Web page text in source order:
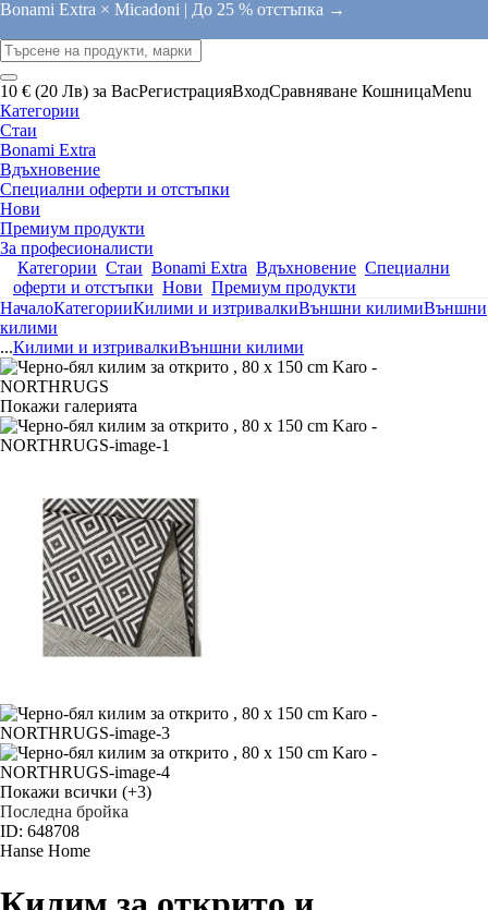
Bonami Extra × Micadoni | До 25 % отстъпка →
10 € (20 Лв) за ВасРегистрацияВходСравняване КошницаMenu
Категории
Стаи
Bonami Extra
Вдъхновение
Специални оферти и отстъпки
Нови
Премиум продукти
За професионалисти
Категории Стаи Bonami Extra Вдъхновение Специални
оферти и отстъпки Нови Премиум продукти
НачалоКатегорииКилими и изтривалкиВъншни килимиВъншни
килими
...Килими и изтривалкиВъншни килими
Покажи галерията
Покажи всички (+3)
Последна бройка
ID: 648708
Hanse Home